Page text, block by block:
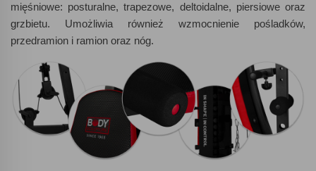
mięśniowe: posturalne, trapezowe, deltoidalne, piersiowe oraz
grzbietu. Umożliwia również wzmocnienie pośladków,
przedramion i ramion oraz nóg.